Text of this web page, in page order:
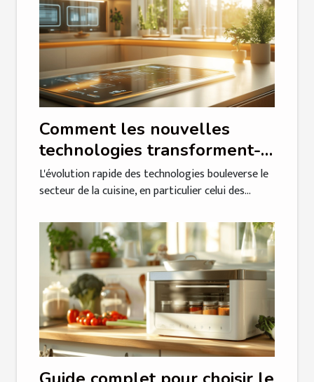
Comment les nouvelles
technologies transforment-
elles les plaques à induction
en 2025 ?
L'évolution rapide des technologies bouleverse le
secteur de la cuisine, en particulier celui des...